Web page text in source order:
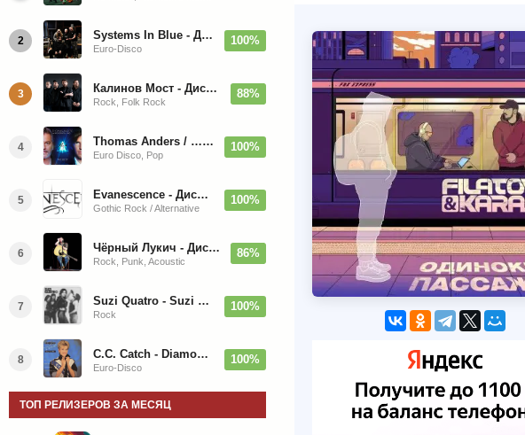
2 Systems In Blue - Дискография (2020-2026)
Euro-Disco
100%
3 Калинов Мост - Дискография (1986-2026)
Rock, Folk Rock
88%
4 Thomas Anders / … Sings Modern Talking: The Best hi-res
Euro Disco, Pop
100%
5 Evanescence - Дискография (1998-2026)
Gothic Rock / Alternative
100%
6 Чёрный Лукич - Дискография (1987-2014)
Rock, Punk, Acoustic
86%
7 Suzi Quatro - Suzi Quatro (Bonus Tracks, Remaster) 1973/2022
Rock
100%
8 C.C. Catch - Diamonds. Her Greatest Hits 1988
Euro-Disco
100%
ТОП РЕЛИЗЕРОВ ЗА МЕСЯЦ